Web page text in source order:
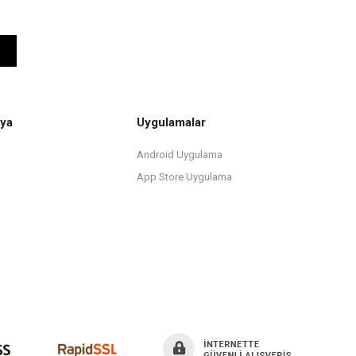
Uygulamalar
Android Uygulama
App Store Uygulama